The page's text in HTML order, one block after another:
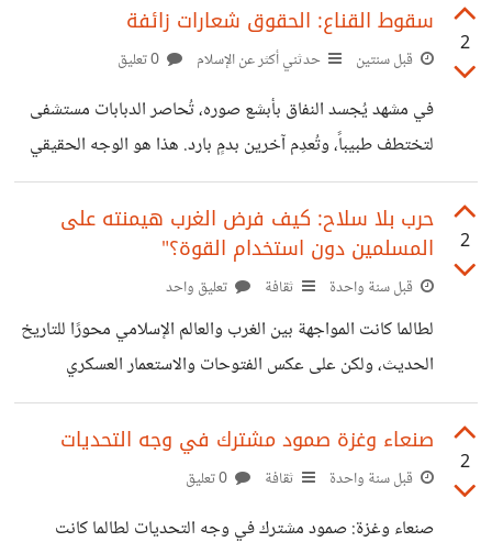
خيرة المسلمين شهداء. حينها، لم يسلم صلاح الدين من الاتهامات،
فقيل إنه عصى أوامر الديوان الملكي، وإنه جلب لشعبه التهلكة.
لتحرير بيت المقدس لاحقًا. من خلال مشاهدتي لمسلسل صلاح
الدين الأيوبي، الذي قام بتمثيله فنانون أتراك، وتحديدًا في
الحلقة الثانية، استنتجت
2
سقوط القناع: الحقوق شعارات زائفة
قبل سنتين حدثني أكثر عن الإسلام
في مشهد يُجسد النفاق بأبشع صوره، تُحاصر الدبابات مستشفى
لتختطف طبيباً، وتُعدِم آخرين بدمٍ بارد. هذا هو الوجه الحقيقي
للحضارة التي يزعمون أنها رمز الحقوق والإنسانية. الحضارة
الغربية التي يتغنى بها البعض بأنها حامية الحقوق، والداعية
للمساواة، لا تُطبق ما تنادي به إلا حين يخدم مصالحها. المرأة
والطفل، الحقوق والإنسانية، تُرفع شعاراتٍ براقة في المؤتمرات
والمنتديات، لكنها تتحطم أمام مصالحهم وأطماعهم. هم يدعون
إلى حماية حقوق الإنسان، لكن الإنسان هنا يجب أن يكون منهم،
2
حرب بلا سلاح: كيف فرض الغرب هيمنته على
المسلمين دون استخدام القوة؟"
قبل سنة واحدة ثقافة تعليق واحد
لطالما كانت المواجهة بين الغرب والعالم الإسلامي محورًا للتاريخ
الحديث، ولكن على عكس الفتوحات والاستعمار العسكري
المباشر، لجأ الغرب في القرون الأخيرة إلى أدوات أكثر دهاءً وأقل
تكلفة لتحقيق هيمنته. لقد أدرك أن القوة العسكرية وحدها ليست
كافية لفرض سيطرته، فعمل على تفكيك المجتمعات الإسلامية
2
صنعاء وغزة صمود مشترك في وجه التحديات
قبل سنة واحدة ثقافة
صنعاء وغزة: صمود مشترك في وجه التحديات لطالما كانت